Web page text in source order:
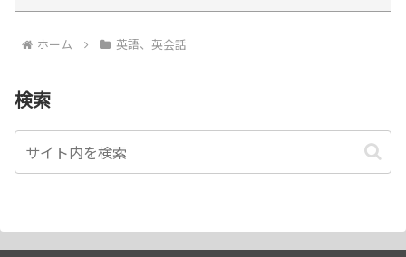
ホーム 英語、英会話
検索